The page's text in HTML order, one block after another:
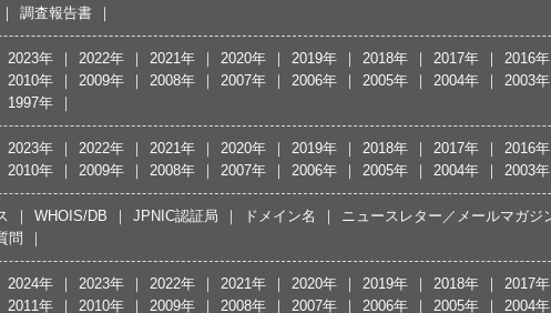
調査報告書
2023年 2022年 2021年 2020年 2019年 2018年 2017年
2016年
2010年 2009年 2008年 2007年 2006年 2005年 2004年
2003年
1997年
2023年 2022年 2021年 2020年 2019年 2018年 2017年
2016年
2010年 2009年 2008年 2007年 2006年 2005年 2004年 2003年
WHOIS/DB JPNIC認証局 ドメイン名
ニュースレター／メールマガジ
問
2024年 2023年 2022年 2021年 2020年 2019年 2018年
2017年
2011年 2010年 2009年 2008年 2007年 2006年 2005年
2004年